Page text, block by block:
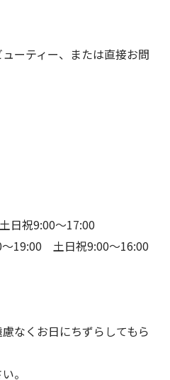
ーティー、または直接お問
日祝9:00〜17:00
19:00 土日祝9:00〜16:00
なくお日にちずらしてもら
。